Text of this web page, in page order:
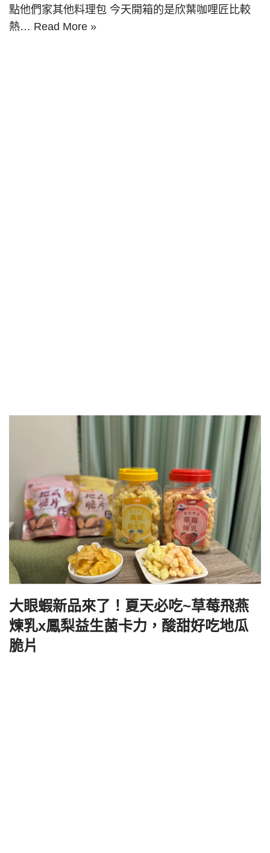
點他們家其他料理包 今天開箱的是欣葉咖哩匠比較
熱… Read More »
大眼蝦新品來了！夏天必吃~草莓飛燕
煉乳x鳳梨益生菌卡力，酸甜好吃地瓜
脆片